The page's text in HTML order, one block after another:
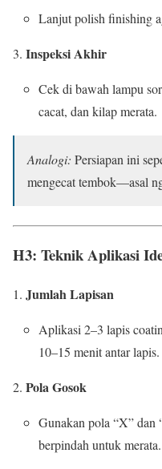
Lanjut polish finishing
Inspeksi Akhir
Cek di bawah lampu
cacat, dan kilap merata.
Analogi: Persiapan ini
mengecat tembok—asal
H3: Teknik Aplikasi
Jumlah Lapisan
Aplikasi 2–3 lapis
10–15 menit antar lapis.
Pola Gosok
Gunakan pola “X” dan
berpindah untuk merata.